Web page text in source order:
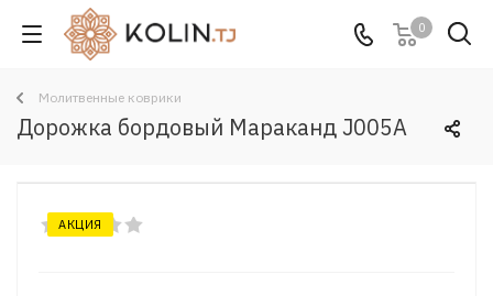
0
Молитвенные коврики
Дорожка бордовый Мараканд J005A
АКЦИЯ